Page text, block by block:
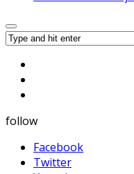
follow
Facebook
Twitter